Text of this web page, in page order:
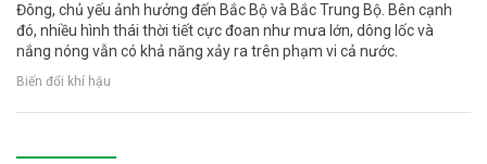
Đông, chủ yếu ảnh hưởng đến Bắc Bộ và Bắc Trung Bộ. Bên cạnh
đó, nhiều hình thái thời tiết cực đoan như mưa lớn, dông lốc và
nắng nóng vẫn có khả năng xảy ra trên phạm vi cả nước.
Biến đổi khí hậu